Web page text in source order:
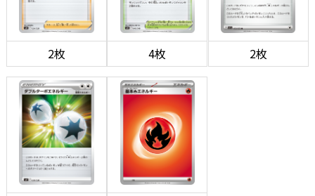
2枚 4枚 2枚